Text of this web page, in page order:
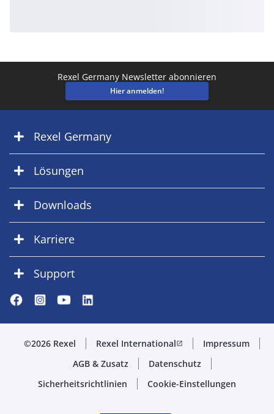
Rexel Germany Newsletter abonnieren
Hier anmelden!
Rexel Germany
Lösungen
Downloads
Karriere
Support
©2026 Rexel Rexel Internationalopen_in_new
Impressum
AGB & Zusatz
Datenschutz
Sicherheitsrichtlinien
Cookie-Einstellungen